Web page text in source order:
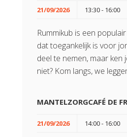
21/09/2026 13:30 - 16:00
Rummikub is een
dat toegankelijk is voor
deel te nemen, maar ken
niet? Kom langs, we
MANTELZORGCAFÉ DE
21/09/2026 14:00 - 16:00